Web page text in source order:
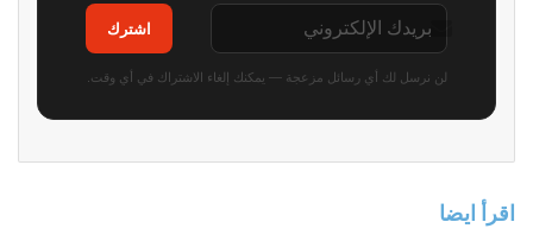
اشترك
لن نرسل لك أي رسائل مزعجة — يمكنك إلغاء الاشتراك في أي وقت.
اقرأ ايضا